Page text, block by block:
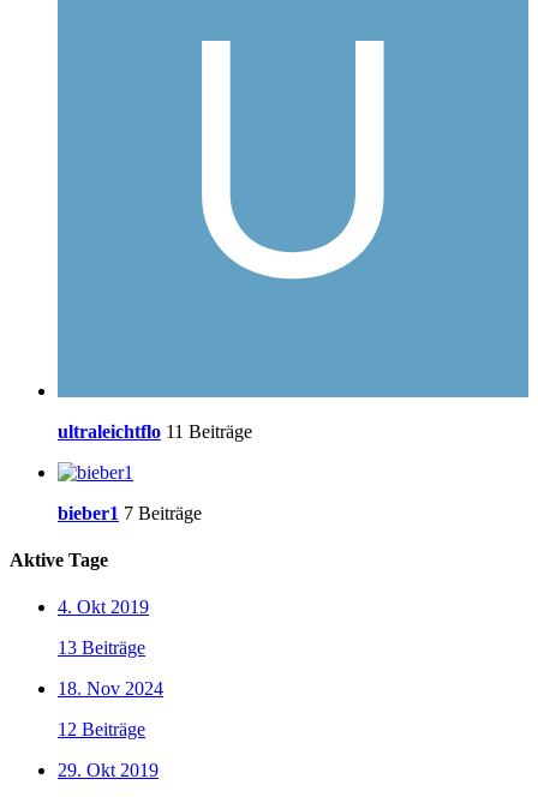
ultraleichtflo 11 Beiträge
bieber1 7 Beiträge
Aktive Tage
4. Okt 2019
13 Beiträge
18. Nov 2024
12 Beiträge
29. Okt 2019